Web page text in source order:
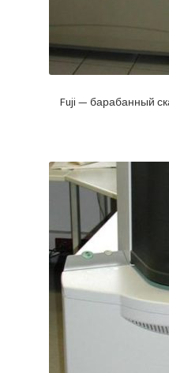
Fuji — барабанный